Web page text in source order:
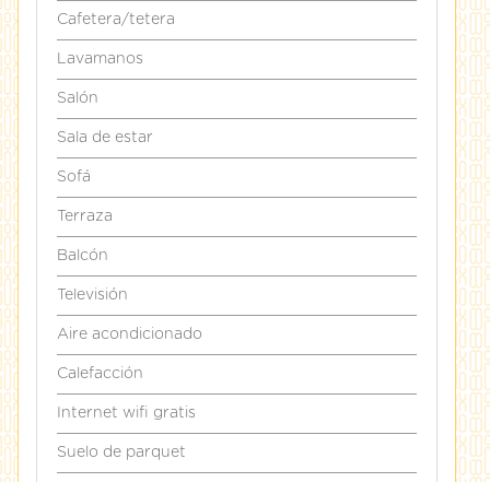
Cafetera/tetera
Lavamanos
Salón
Sala de estar
Sofá
Terraza
Balcón
Televisión
Aire acondicionado
Calefacción
Internet wifi gratis
Suelo de parquet